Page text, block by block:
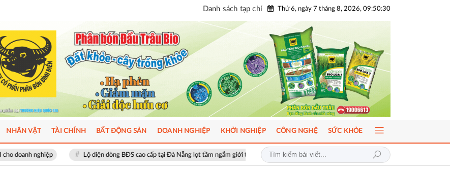
Danh sách tạp chí Thứ 6, ngày 7 tháng 8, 2026, 09:50:31
Lộ diện dòng BĐS cao cấp tại Đà Nẵng lọt tầm ngắm giới thượng lưu AI-Ready Workforce 2026: Doanh nghiệp tìm lời giải đưa AI vào
NHÂN VẬT TÀI CHÍNH BẤT ĐỘNG SẢN DOANH NGHIỆP KHỞI NGHIỆP CÔNG NGHỆ SỨC KHỎE